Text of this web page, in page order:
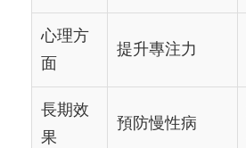
心理方
面
提升專注力
長期效
果
預防慢性病